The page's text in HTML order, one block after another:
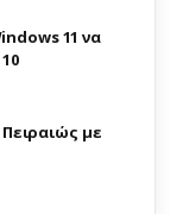
11 να
με